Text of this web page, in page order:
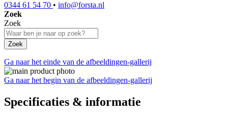
0344 61 54 70 • info@forsta.nl
Zoek
Zoek
Zoek
Ga naar het einde van de afbeeldingen-gallerij
Ga naar het begin van de afbeeldingen-gallerij
Specificaties & informatie